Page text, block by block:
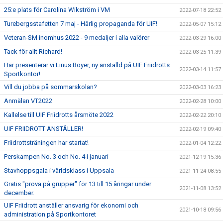
25:e plats för Carolina Wikström i VM 2022-07-18 22:52
Turebergsstafetten 7 maj - Härlig propaganda för UIF! 2022-05-07 15:12
Veteran-SM inomhus 2022 - 9 medaljer i alla valörer 2022-03-29 16:00
Tack för allt Richard! 2022-03-25 11:39
Här presenterar vi Linus Boyer, ny anställd på UIF Friidrotts
Sportkontor!
2022-03-14 11:57
Vill du jobba på sommarskolan? 2022-03-03 16:23
Anmälan VT2022 2022-02-28 10:00
Kallelse till UIF Friidrotts årsmöte 2022 2022-02-22 20:10
UIF FRIIDROTT ANSTÄLLER! 2022-02-19 09:40
Friidrottsträningen har startat! 2022-01-04 12:22
Perskampen No. 3 och No. 4 i januari 2021-12-19 15:36
Stavhoppsgala i världsklass i Uppsala 2021-11-24 08:55
Gratis "prova på grupper" för 13 till 15 åringar under
december.
2021-11-08 13:52
UIF Friidrott anställer ansvarig för ekonomi och
administration på Sportkontoret
2021-10-18 09:56